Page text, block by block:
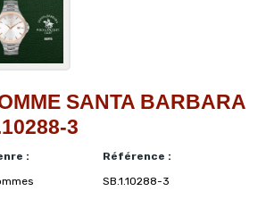
SANTA BARBARA
3
:
Référence :
SB.1.10288-3